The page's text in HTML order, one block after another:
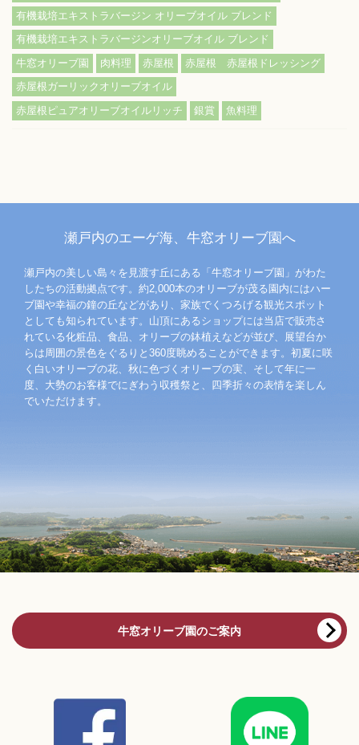
有機栽培エキストラバージン オリーブオイル ブレンド
有機栽培エキストラバージンオリーブオイル ブレンド
牛窓オリーブ園
肉料理 赤屋根
赤屋根 赤屋根ドレッシング
赤屋根ガーリックオリーブオイル
赤屋根ピュアオリーブオイルリッチ
銀賞 魚料理
瀬戸内のエーゲ海、牛窓オリーブ園へ
瀬戸内の美しい島々を見渡す丘にある「牛窓オリーブ園」がわた
したちの活動拠点です。約2,000本のオリーブが茂る園内にはハー
ブ園や幸福の鐘の丘などがあり、家族でくつろげる観光スポット
としても知られています。山頂にあるショップには当店で販売さ
れている化粧品、食品、オリーブの鉢植えなどが並び、展望台か
らは周囲の景色をぐるりと360度眺めることができます。初夏に咲
く白いオリーブの花、秋に色づくオリーブの実、そして年に一
度、大勢のお客様でにぎわう収穫祭と、四季折々の表情を楽しん
でいただけます。
牛窓オリーブ園のご案内